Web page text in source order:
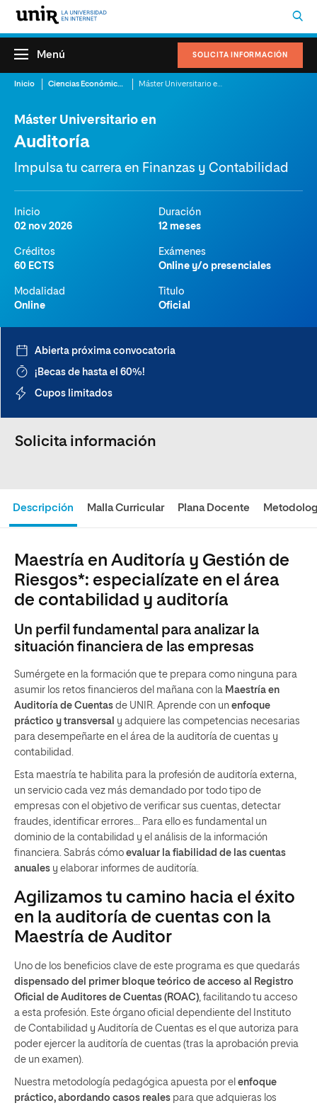
SOLICITA INFORMACIÓN
Menú
Inicio Ciencias Económicas y Administrativas
Máster Universitario en
Auditoría
Impulsa tu carrera en Finanzas y Contabilidad
Inicio
02 nov 2026
Duración
12 meses
Créditos
60 ECTS
Exámenes
Online y/o presenciales
Modalidad
Online
Titulo
Oficial
Descripción Malla Curricular Plana Docente
Maestría en Auditoría y Gestión de
Riesgos*: especialízate en el área
de contabilidad y auditoría
Un perfil fundamental para analizar la
situación financiera de las empresas
Sumérgete en la formación que te prepara como ninguna para
asumir los retos financieros del mañana con la Maestría en
Auditoría de Cuentas de UNIR. Aprende con un enfoque
práctico y transversal y adquiere las competencias necesarias
para desempeñarte en el área de la auditoría de cuentas y
contabilidad.
Esta maestría te habilita para la profesión de auditoría externa,
un servicio cada vez más demandado por todo tipo de
empresas con el objetivo de verificar sus cuentas, detectar
fraudes, identificar errores... Para ello es fundamental un
dominio de la contabilidad y el análisis de la información
financiera. Sabrás cómo evaluar la fiabilidad de las cuentas
anuales y elaborar informes de auditoría.
Agilizamos tu camino hacia el éxito
en la auditoría de cuentas con la
Maestría de Auditor
Uno de los beneficios clave de este programa es que quedarás
dispensado del primer bloque teórico de acceso al Registro
Oficial de Auditores de Cuentas (ROAC), facilitando tu acceso
a esta profesión. Este órgano oficial dependiente del Instituto
de Contabilidad y Auditoría de Cuentas es el que autoriza para
poder ejercer la auditoría de cuentas (tras la aprobación previa
de un examen).
Nuestra metodología pedagógica apuesta por el enfoque
práctico, abordando casos reales para que adquieras los
Abierta próxima convocatoria
¡Becas de hasta el 60%!
Cupos limitados
Solicita información